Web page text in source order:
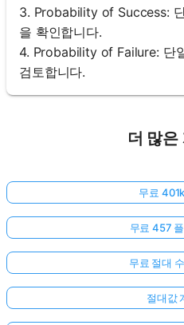
3. Probability of Success:
을 확인합니다.
4. Probability of Failure: 단
검토합니다.
더 많은
무료
무료 457
무료 절대
절대값